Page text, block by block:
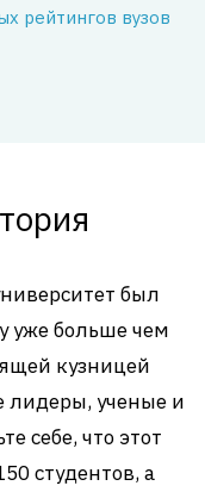
рейтингов вузов
был
уже больше чем
кузницей
лидеры, ученые и
себе, что этот
студентов, а